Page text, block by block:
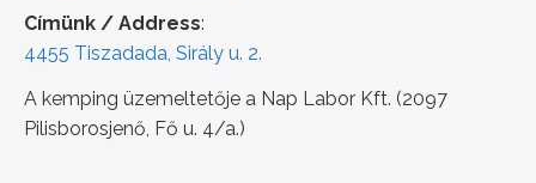
Címünk / Address:
4455 Tiszadada, Sirály u. 2.
A kemping üzemeltetője a Nap Labor Kft. (2097
Pilisborosjenő, Fő u. 4/a.)